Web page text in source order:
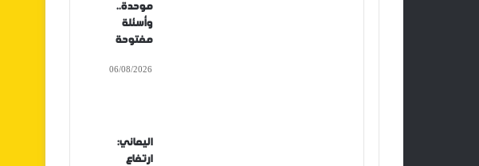
موحدة..
وأسئلة
مفتوحة
06/08/2026
اليماني:
ارتفاع